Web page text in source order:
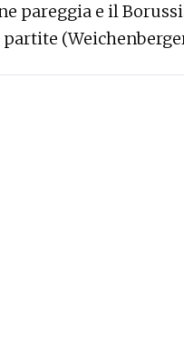
pareggia e il
partite